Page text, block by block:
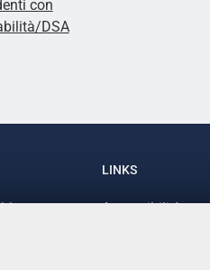
con
DSA
LINKS
Accessibilità